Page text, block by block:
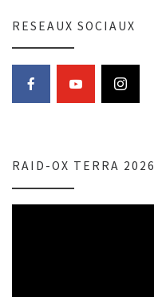
RESEAUX SOCIAUX
RAID-OX TERRA 2026